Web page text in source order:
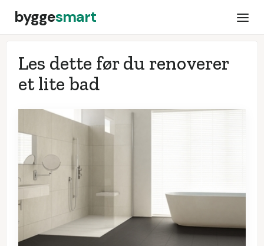
byggesmart
Les dette før du renoverer
et lite bad